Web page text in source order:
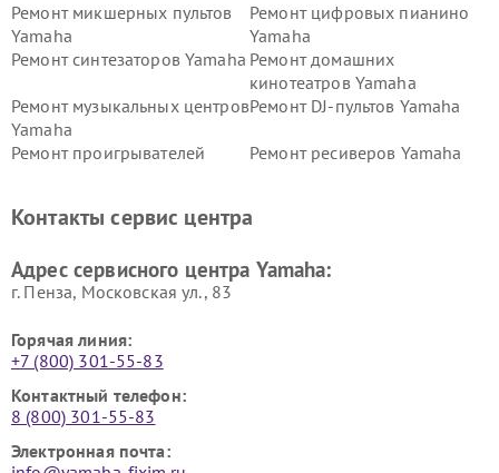
Ремонт микшерных пультов
Yamaha
Ремонт цифровых пианино
Yamaha
Ремонт синтезаторов Yamaha Ремонт домашних
кинотеатров Yamaha
Ремонт музыкальных центров
Yamaha
Ремонт DJ-пультов Yamaha
Ремонт проигрывателей
Ремонт ресиверов Yamaha
Yamaha
Yamaha
Контакты сервис центра
Адрес сервисного центра Yamaha:
г. Пенза, Московская ул., 83
Горячая линия:
+7 (800) 301-55-83
Контактный телефон:
8 (800) 301-55-83
Электронная почта: